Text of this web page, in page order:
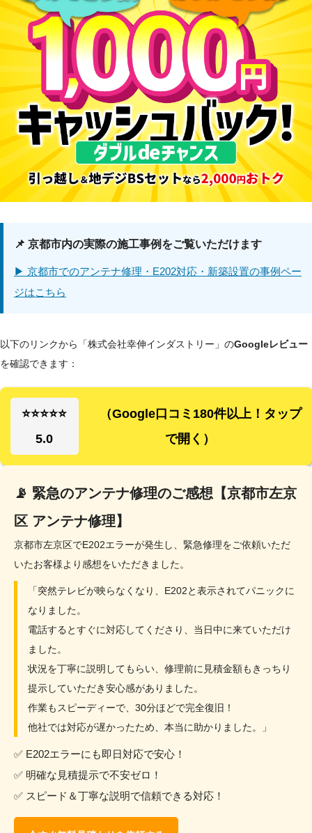
📌 京都市内の実際の施工事例をご覧いただけます
▶ 京都市でのアンテナ修理・E202対応・新築設置の事例ペー
ジはこちら
以下のリンクから「株式会社幸伸インダストリー」のGoogleレビュー
を確認できます：
⭐⭐⭐⭐⭐
5.0
（Google口コミ180件以上！タップ
で開く）
📡 緊急のアンテナ修理のご感想【京都市左京
区 アンテナ修理】
京都市左京区でE202エラーが発生し、緊急修理をご依頼いただ
いたお客様より感想をいただきました。
「突然テレビが映らなくなり、E202と表示されてパニックに
なりました。
電話するとすぐに対応してくださり、当日中に来ていただけ
ました。
状況を丁寧に説明してもらい、修理前に見積金額もきっちり
提示していただき安心感がありました。
作業もスピーディーで、30分ほどで完全復旧！
他社では対応が遅かったため、本当に助かりました。」
✅ E202エラーにも即日対応で安心！
✅ 明確な見積提示で不安ゼロ！
✅ スピード＆丁寧な説明で信頼できる対応！